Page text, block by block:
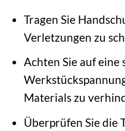
Tragen Sie
Verletzungen zu
Achten Sie auf eine
Materials zu
Überprüfen Sie die